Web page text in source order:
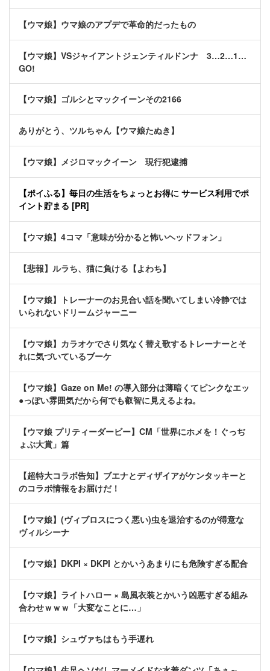
【ウマ娘】ウマ娘のアプデで革命的だったもの
【ウマ娘】VSジャイアントジェンティルドンナ 3…2…1…
GO!
【ウマ娘】ゴルシとマックイーンその2166
ありがとう、ツルちゃん【ウマ娘たぬき】
【ウマ娘】メジロマックイーン 現行犯逮捕
【ポイふる】毎日の生活をちょっとお得に サービス利用でポ
イント貯まる [PR]
【ウマ娘】4コマ「意味が分かると怖いヘッドフォン」
【悲報】ルラち、猫に負ける【よわち】
【ウマ娘】トレーナーのお見合い話を聞いてしまい冷静では
いられないドリームジャーニー
【ウマ娘】カラオケでさり気なく替え歌するトレーナーとそ
れに気づいているブーケ
【ウマ娘】Gaze on Me! の導入部分は薄暗くてピンクなエッ
●っぽい雰囲気だから何でも叡智に見えるよね。
【ウマ娘 プリティーダービー】CM「世界にホメを！ぐっぢ
ょぶ大賞」篇
【超特大コラボ告知】ブエナとディザイアがケンタッキーと
のコラボ情報をお届けだ！
【ウマ娘】(ヴィブロスにつく悪い)虫を退治するのが得意な
ヴィルシーナ
【ウマ娘】DKPI × DKPI とかいうあまりにも危険すぎる配合
【ウマ娘】ライトハロー × 島風衣装とかいう凶悪すぎる組み
合わせｗｗｗ「大変なことに…」
【ウマ娘】シュヴァちはもう手遅れ